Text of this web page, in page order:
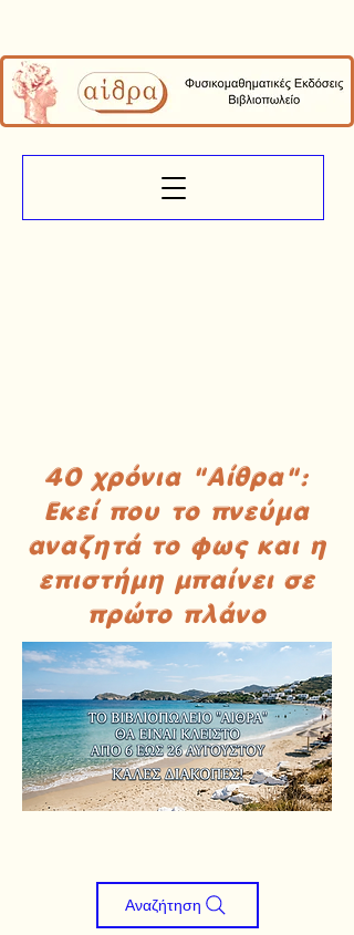
40 χρόνια "Αίθρα":
Εκεί που το πνεύμα
αναζητά το φως και η
επιστήμη μπαίνει σε
πρώτο πλάνο
Αναζήτηση